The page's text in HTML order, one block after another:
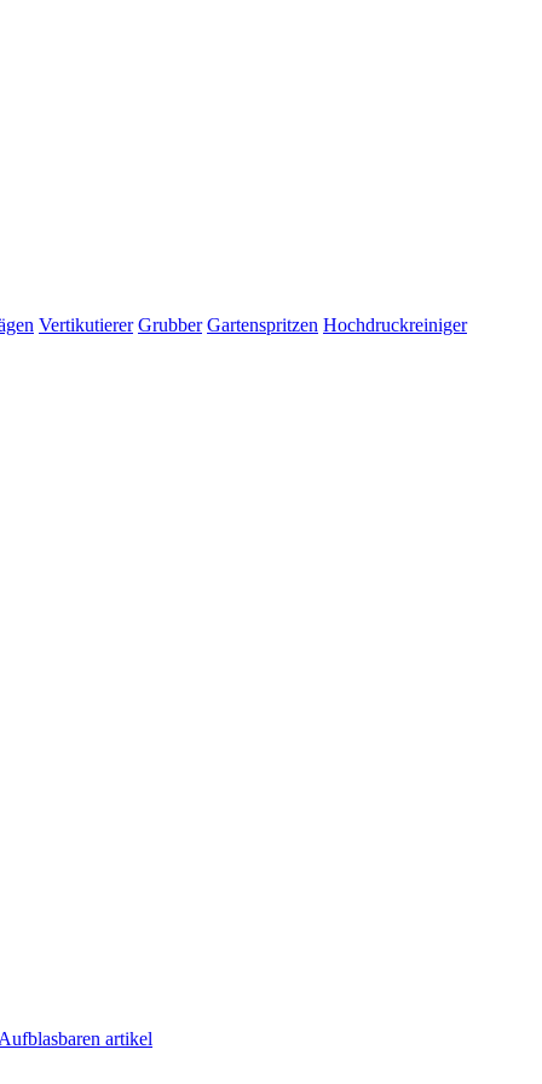
Vertikutierer Grubber Gartenspritzen Hochdruckreiniger
Aufblasbaren artikel